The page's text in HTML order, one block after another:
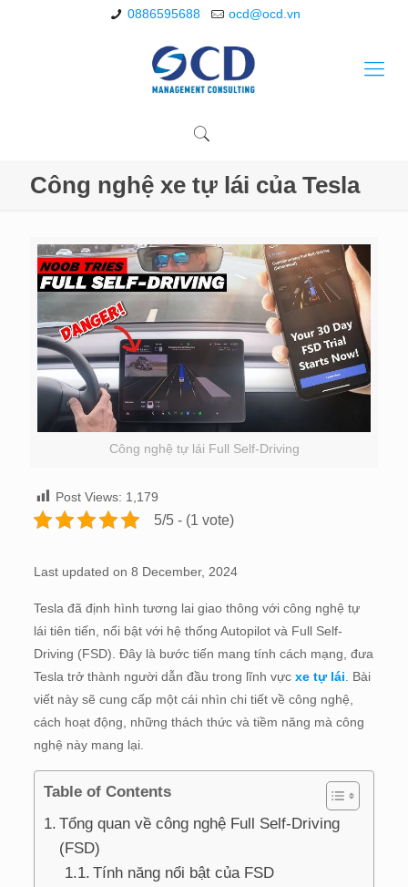
0886595688 ocd@ocd.vn
Công nghệ xe tự lái của Tesla
Công nghệ tự lái Full Self-Driving
Post Views: 1,179
5/5 - (1 vote)
Last updated on 8 December, 2024
Tesla đã định hình tương lai giao thông với công nghệ tự
lái tiên tiến, nổi bật với hệ thống Autopilot và Full Self-
Driving (FSD). Đây là bước tiến mang tính cách mạng, đưa
Tesla trở thành người dẫn đầu trong lĩnh vực xe tự lái . Bài
viết này sẽ cung cấp một cái nhìn chi tiết về công nghệ,
cách hoạt động, những thách thức và tiềm năng mà công
nghệ này mang lại.
Table of Contents
Tổng quan về công nghệ Full Self-Driving
(FSD)
Tính năng nổi bật của FSD